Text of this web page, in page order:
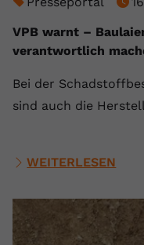
VPB warnt –
verantwortlich
Bei der
sind auch die
WEITERLESEN